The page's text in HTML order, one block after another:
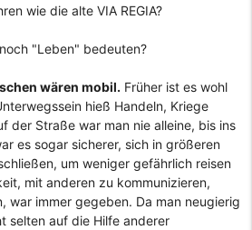
wie die alte VIA REGIA?
"Leben" bedeuten?
wären mobil. Früher ist es wohl
hieß Handeln, Kriege
der Straße war man nie alleine, bis ins
es sogar sicherer, sich in größeren
um weniger gefährlich reisen
mit anderen zu kommunizieren,
war immer gegeben. Da man neugierig
selten auf die Hilfe anderer